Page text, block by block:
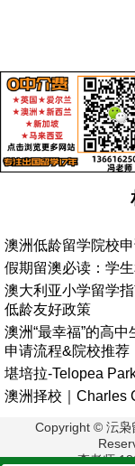
澳洲低龄留学院校申
假期留澳必读：学
澳大利亚小学留学
低龄友好政策
澳洲“最幸福”的高
申请流程&院校推荐
堪培拉-Telopea
澳洲择校｜Charles
Copyright © 沄枭
李老师